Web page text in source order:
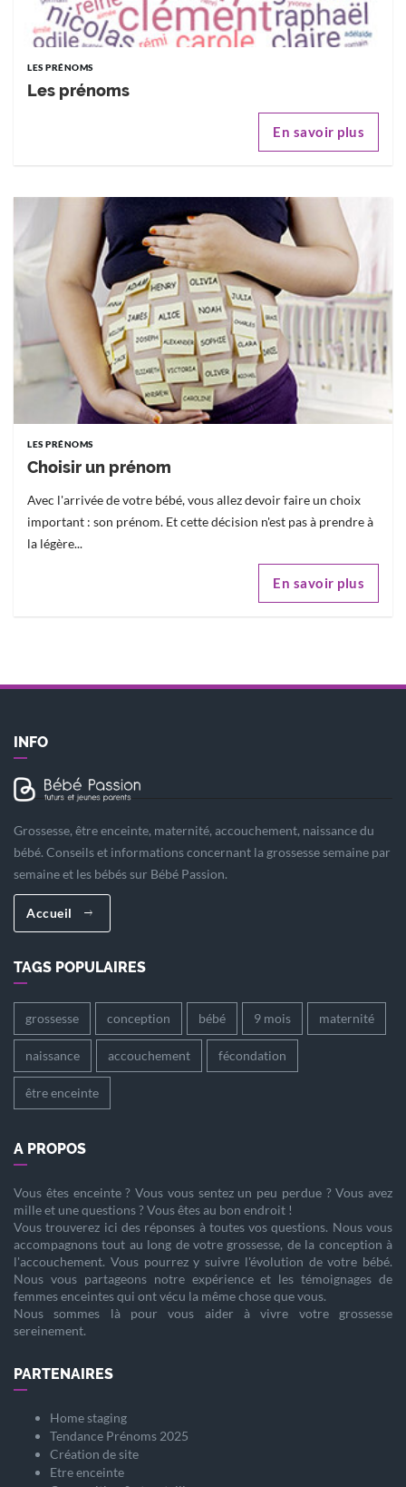
LES PRÉNOMS
Les prénoms
En savoir plus
LES PRÉNOMS
Choisir un prénom
Avec l'arrivée de votre bébé, vous allez devoir faire un choix
important : son prénom. Et cette décision n'est pas à prendre à
la légère...
En savoir plus
INFO
Grossesse, être enceinte, maternité, accouchement, naissance du
bébé. Conseils et informations concernant la grossesse semaine par
semaine et les bébés sur Bébé Passion.
Accueil
TAGS POPULAIRES
grossesse conception bébé 9 mois maternité
naissance accouchement fécondation
être enceinte
A PROPOS
Vous êtes enceinte? Vous vous sentez un peu perdue ? Vous avez
mille et une questions ? Vous êtes au bon endroit !
Vous trouverez ici des réponses à toutes vos questions. Nous vous
accompagnons tout au long de votre grossesse, de la conception à
l'accouchement. Vous pourrez y suivre l'évolution de votre bébé.
Nous vous partageons notre expérience et les témoignages de
femmes enceintes qui ont vécu la même chose que vous.
Nous sommes là pour vous aider à vivre votre grossesse
sereinement.
PARTENAIRES
Home staging
Tendance Prénoms 2025
Création de site
Etre enceinte